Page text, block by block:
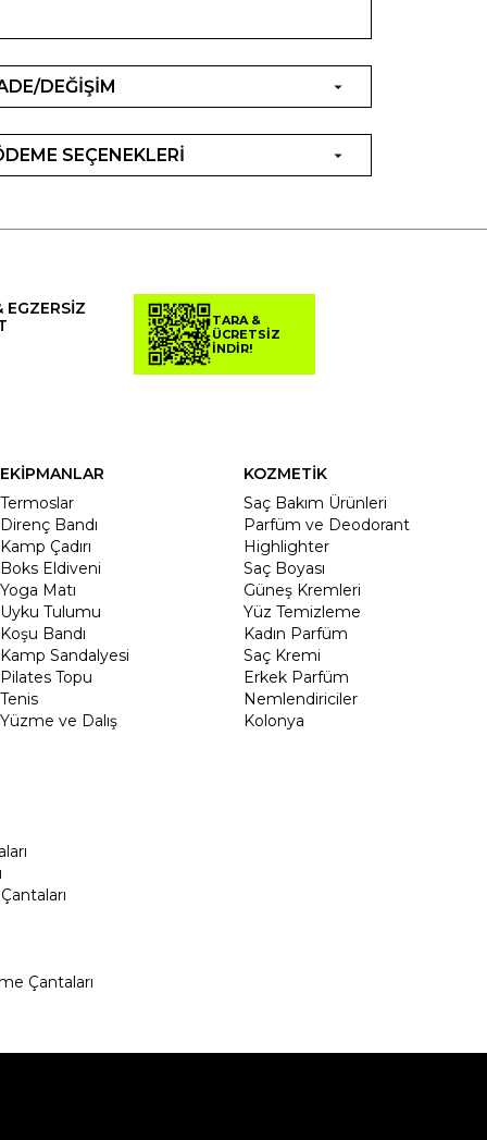
DEĞİŞİM
SEÇENEKLERİ
EGZERSİZ
TARA &
ÜCRETSİZ
İNDİR!
EKİPMANLAR
Termoslar
Direnç Bandı
Kamp Çadırı
Boks Eldiveni
Yoga Matı
Uyku Tulumu
Koşu Bandı
Kamp Sandalyesi
Pilates Topu
Tenis
Yüzme ve Dalış
KOZMETİK
Saç Bakım Ürünleri
Parfüm ve Deodorant
Highlighter
Saç Boyası
Güneş Kremleri
Yüz Temizleme
Kadın Parfüm
Saç Kremi
Erkek Parfüm
Nemlendiriciler
Kolonya
Çantaları